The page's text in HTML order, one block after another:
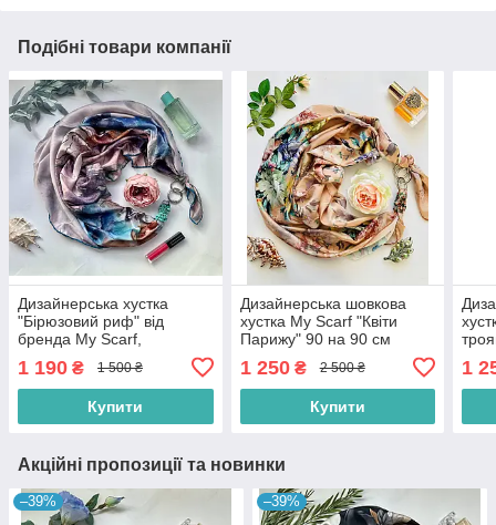
Подібні товари компанії
Дизайнерська хустка
"Бірюзовий риф" від
бренда My Scarf,
прикрашена натуральним
каменем бірюза
1 190 ₴ 1 500 ₴
Купити
Дизайнерська шовкова
хустка My Scarf "Квіти
Парижу" 90 на 90 см
прикрашена натуральною
яшмою
1 250₴ 2 500 ₴
Купити
1
Акційні пропозиції та новинки
–39% –39%